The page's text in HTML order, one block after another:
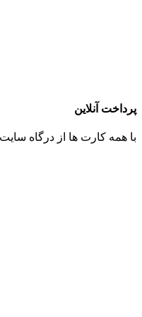
پرداخت آنلاین
با همه کارت ها از درگاه سایت